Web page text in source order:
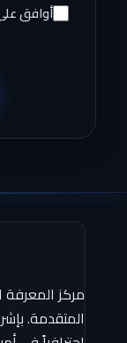
أوافق
مركز المعرفة
المتقدمة.